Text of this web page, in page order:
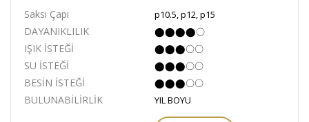
Saksı Çapı p10.5, p12, p15
DAYANIKLILIK ⬤⬤⬤⬤〇
IŞIK İSTEĞİ ⬤⬤⬤〇〇
SU İSTEĞİ ⬤⬤⬤〇〇
BESİN İSTEĞİ ⬤⬤⬤〇〇
BULUNABİLİRLİK YIL BOYU